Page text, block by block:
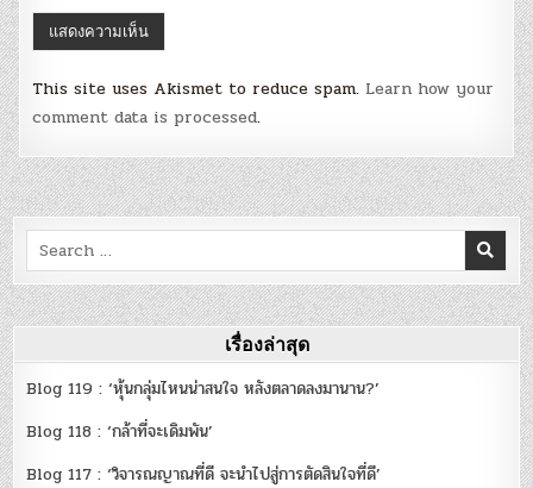
This site uses Akismet to reduce spam. Learn how your
comment data is processed.
Search
for:
เรื่องล่าสุด
Blog 119 : ‘หุ้นกลุ่มไหนน่าสนใจ หลังตลาดลงมานาน?’
Blog 118 : ‘กล้าที่จะเดิมพัน’
Blog 117 : ‘วิจารณญาณที่ดี จะนำไปสู่การตัดสินใจที่ดี’